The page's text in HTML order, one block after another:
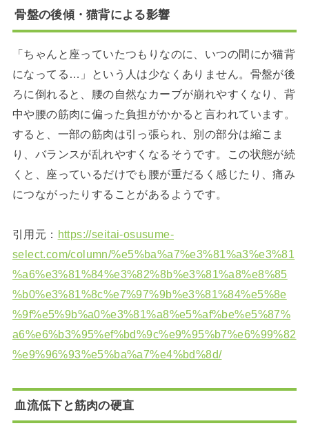
骨盤の後傾・猫背による影響
「ちゃんと座っていたつもりなのに、いつの間にか猫背
になってる…」という人は少なくありません。骨盤が後
ろに倒れると、腰の自然なカーブが崩れやすくなり、背
中や腰の筋肉に偏った負担がかかると言われています。
すると、一部の筋肉は引っ張られ、別の部分は縮こま
り、バランスが乱れやすくなるそうです。この状態が続
くと、座っているだけでも腰が重だるく感じたり、痛み
につながったりすることがあるようです。
引用元： https://seitai-osusume-
select.com/column/%e5%ba%a7%e3%81%a3%e3%81
%a6%e3%81%84%e3%82%8b%e3%81%a8%e8%85
%b0%e3%81%8c%e7%97%9b%e3%81%84%e5%8e
%9f%e5%9b%a0%e3%81%a8%e5%af%be%e5%87%
a6%e6%b3%95%ef%bd%9c%e9%95%b7%e6%99%82
%e9%96%93%e5%ba%a7%e4%bd%8d/
血流低下と筋肉の硬直